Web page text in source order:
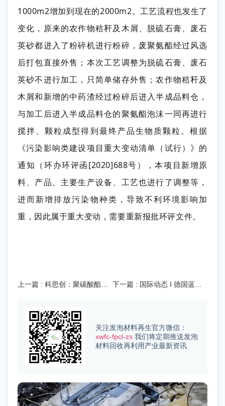
1000m2增加到现在的2000m2。工艺流程也发生了
变化，原来的农作物秸秆及木屑、脱硫石膏、废石
英砂都进入了粉碎机进行粉碎，废聚氨酯经过风选
后打包直接外售； 本次工艺调整为脱硫石膏、废石
英砂不进行加工，只简单储存外售； 农作物秸秆及
木屑和新增的中药渣经过粉碎后进入半成品料仓，
与加工后进入半成品料仓的聚氨酯泡沫一同再进行
搅拌、颗粒成型得到最终产品生物质颗粒。根据
《污染影响类建设项目重大变动清单（试行）》的
通知（环办环评函[2020]688号），本项目新增原
料、产品、主要生产设备、工艺也进行了调整等，
进而新增排放污染物种类，导致不利环境影响加
重，因此属于重大变动，需要重新报批环评文件。
上一篇 : 科思创：聚碳酸酯化
下一篇 : 国际动态 I 德国蓝浦
关注发泡材料再生官方微信：
xwfc-fpcl-zs 我们将定期推送发泡
材料回收再利用产业最新资讯